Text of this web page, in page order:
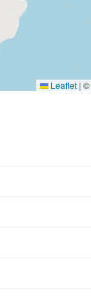
Leaflet | ©